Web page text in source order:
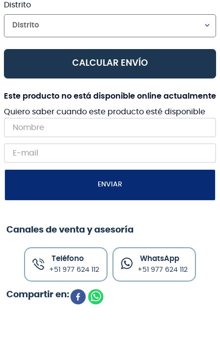
Distrito
Distrito
CALCULAR ENVÍO
Este producto no está disponible online actualmente
Quiero saber cuando este producto esté disponible
ENVIAR
Canales de venta y asesoría
Teléfono
+51 977 624 112
WhatsApp
+51 977 624 112